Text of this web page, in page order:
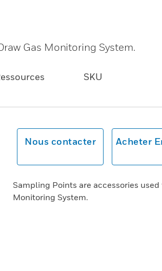
Gas Monitoring System.
SKU
Nous contacter Acheter
Sampling Points are accessories
Monitoring System.